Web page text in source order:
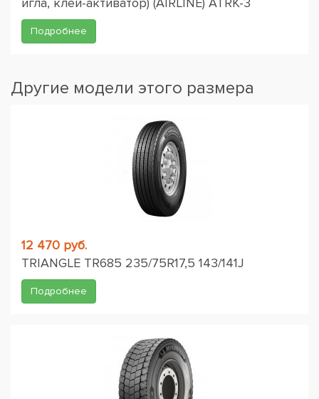
Подробнее
Другие модели этого размера
12 470 руб.
TRIANGLE TR685 235/75R17,5 143/141J
Подробнее